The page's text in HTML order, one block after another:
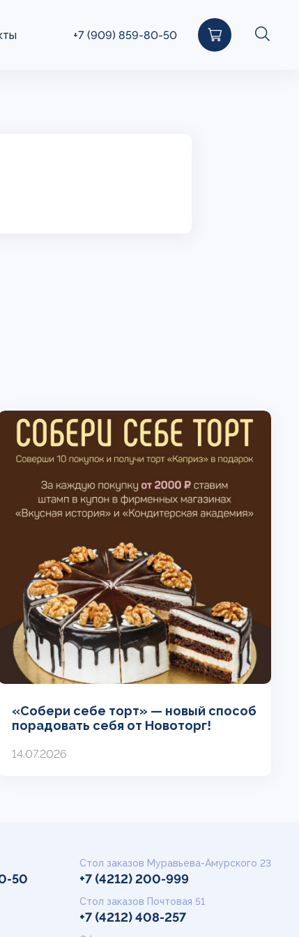
+7 (909) 859-80-50
«Собери себе торт» — новый способ
порадовать себя от Новоторг!
14.07.2026
50
Стол заказов Муравьева-Амурского 23
+7 (4212) 200-999
Стол заказов Почтовая 51
+7 (4212) 408-257